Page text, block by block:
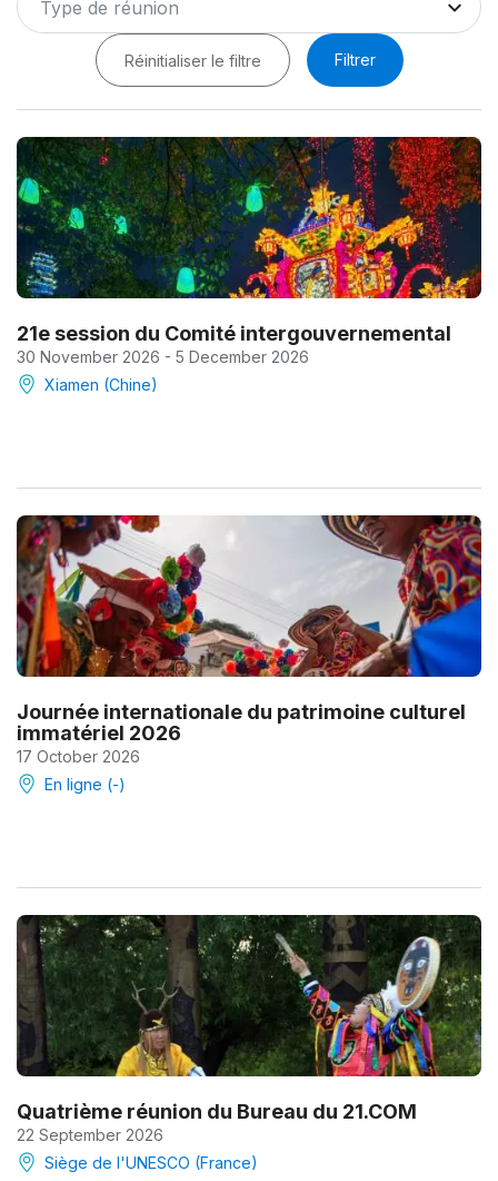
Type de réunion
Réinitialiser le filtre Filtrer
21e session du Comité intergouvernemental
30 November 2026 - 5 December 2026
Xiamen (Chine)
Journée internationale du patrimoine culturel
immatériel 2026
17 October 2026
En ligne (-)
Quatrième réunion du Bureau du 21.COM
22 September 2026
Siège de l'UNESCO (France)